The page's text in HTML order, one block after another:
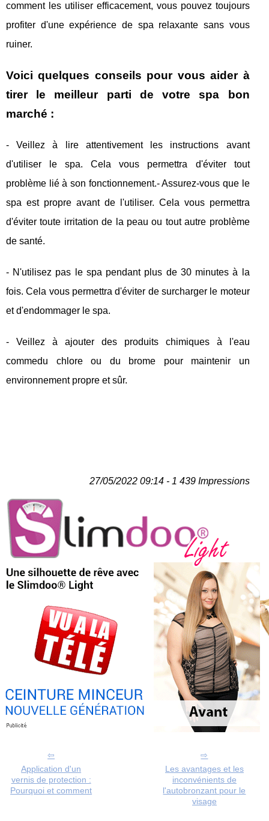
comment les utiliser efficacement, vous pouvez toujours
profiter d'une expérience de spa relaxante sans vous
ruiner.
Voici quelques conseils pour vous aider à
tirer le meilleur parti de votre spa bon
marché :
- Veillez à lire attentivement les instructions avant
d'utiliser le spa. Cela vous permettra d'éviter tout
problème lié à son fonctionnement.- Assurez-vous que le
spa est propre avant de l'utiliser. Cela vous permettra
d'éviter toute irritation de la peau ou tout autre problème
de santé.
- N'utilisez pas le spa pendant plus de 30 minutes à la
fois. Cela vous permettra d'éviter de surcharger le moteur
et d'endommager le spa.
- Veillez à ajouter des produits chimiques à l'eau
commedu chlore ou du brome pour maintenir un
environnement propre et sûr.
27/05/2022 09:14 - 1 439 Impressions
Application d'un
vernis de protection :
Pourquoi et comment
Les avantages et les
inconvénients de
l'autobronzant pour le
visage